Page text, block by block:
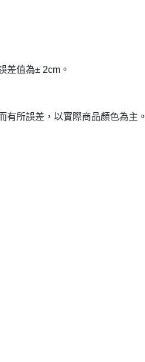
差值為± 2cm。
所誤差，以實際商品顏色為主。